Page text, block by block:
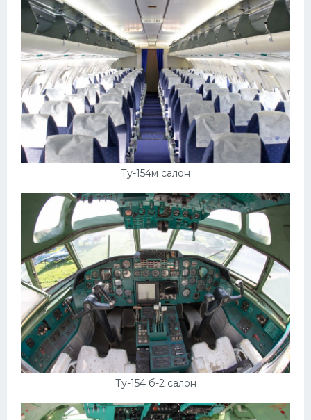
Ту-154м салон
Ту-154 б-2 салон